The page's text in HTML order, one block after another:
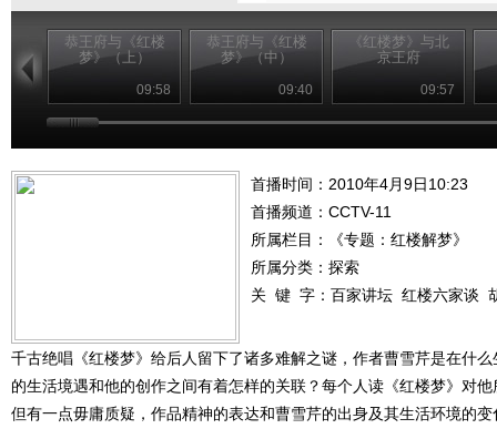
恭王府与《红楼
梦》（上）
09:58
恭王府与《红楼
梦》（中）
09:40
《红楼梦》与北
京王府
09:57
首播时间：2010年4月9日10:23
首播频道： CCTV-11
所属栏目：
《专题：红楼解梦》
所属分类：探索
关 键 字： 百家讲坛 红楼六家谈
千古绝唱《红楼梦》给后人留下了诸多难解之谜，作者曹雪芹是在什
的生活境遇和他的创作之间有着怎样的关联？每个人读《红楼梦》对
但有一点毋庸质疑，作品精神的表达和曹雪芹的出身及其生活环境的